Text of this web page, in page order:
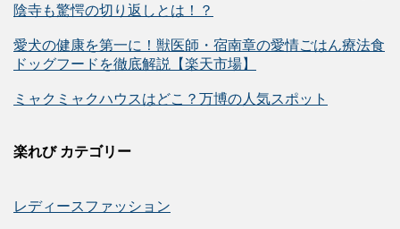
陰寺も驚愕の切り返しとは！？
愛犬の健康を第一に！獣医師・宿南章の愛情ごはん療法食
ドッグフードを徹底解説【楽天市場】
ミャクミャクハウスはどこ？万博の人気スポット
楽れび カテゴリー
レディースファッション